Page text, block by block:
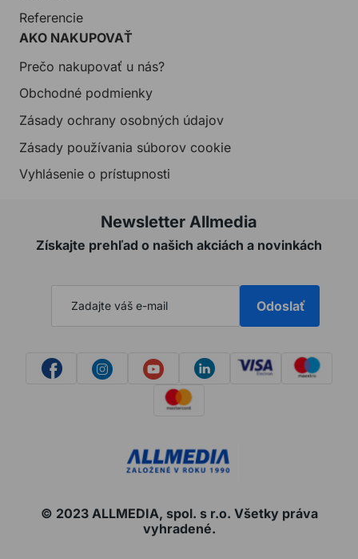
Referencie
AKO NAKUPOVAŤ
Prečo nakupovať u nás?
Obchodné podmienky
Zásady ochrany osobných údajov
Zásady používania súborov cookie
Vyhlásenie o prístupnosti
Newsletter Allmedia
Získajte prehľad o našich akciách a novinkách
Odoslať
© 2023 ALLMEDIA, spol. s r.o. Všetky práva
vyhradené.